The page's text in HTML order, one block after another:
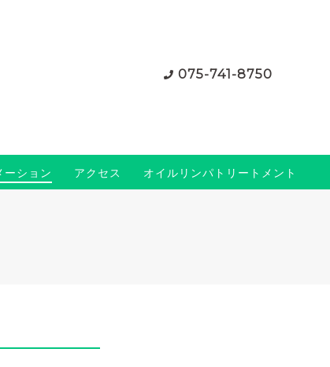
075-741-8750
ーション アクセス オイルリンパトリートメント